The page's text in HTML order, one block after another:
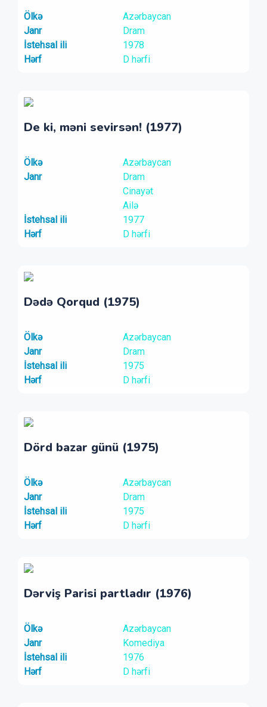
Ölkə
Azərbaycan
Janr
Dram
İstehsal ili
1978
Hərf
D hərfi
De ki, məni sevirsən! (1977)
Ölkə
Azərbaycan
Janr
Dram
Cinayət
Ailə
İstehsal ili
1977
Hərf
D hərfi
Dədə Qorqud (1975)
Ölkə
Azərbaycan
Janr
Dram
İstehsal ili
1975
Hərf
D hərfi
Dörd bazar günü (1975)
Ölkə
Azərbaycan
Janr
Dram
İstehsal ili
1975
Hərf
D hərfi
Dərviş Parisi partladır (1976)
Ölkə
Azərbaycan
Janr
Komediya
İstehsal ili
1976
Hərf
D hərfi